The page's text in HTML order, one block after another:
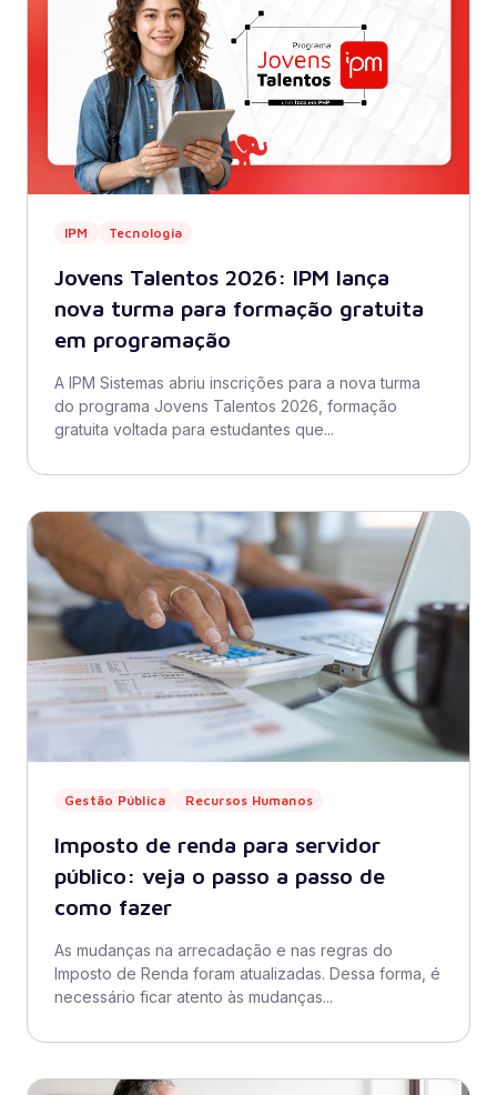
IPM Tecnologia
Jovens Talentos 2026: IPM lança
nova turma para formação gratuita
em programação
A IPM Sistemas abriu inscrições para a nova turma
do programa Jovens Talentos 2026, formação
gratuita voltada para estudantes que...
Gestão Pública Recursos Humanos
Imposto de renda para servidor
público: veja o passo a passo de
como fazer
As mudanças na arrecadação e nas regras do
Imposto de Renda foram atualizadas. Dessa forma, é
necessário ficar atento às mudanças...